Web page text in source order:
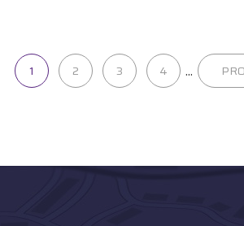
1 2 3 4 ...